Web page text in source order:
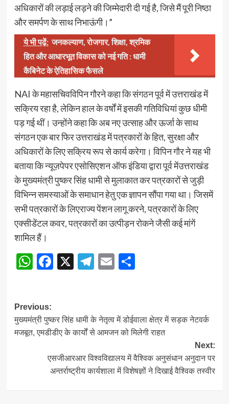
अधिकारों की लड़ाई लड़ने की जिम्मेदारी दी गई है, जिसे मैं पूरी निष्ठा
और समर्पण के साथ निभाऊंगी।”
ये भी पढ़ें: जनकल्याण, रोजगार, शिक्षा, श्रमिक
हित और आधारभूत विकास को नई गति : धामी
कैबिनेट के ऐतिहासिक फैसले
NAI के महासचिवविपिन गौरने कहा कि संगठन पूर्व में उत्तराखंड में
सक्रिय रहा है, लेकिन हाल के वर्षों में इसकी गतिविधियां कुछ धीमी
पड़ गई थीं। उन्होंने कहा कि अब नए उत्साह और ऊर्जा के साथ
संगठन एक बार फिर उत्तराखंड में पत्रकारों के हित, सुरक्षा और
अधिकारों के लिए सक्रिय रूप से कार्य करेगा। विपिन गौर ने यह भी
बताया कि न्यूज़पेपर एसोसिएशन ऑफ इंडिया द्वारा पूर्व मेंउत्तराखंड
के मुख्यमंत्री पुष्कर सिंह धामी से मुलाकात कर पत्रकारों से जुड़ी
विभिन्न समस्याओं के समाधान हेतु एक ज्ञापन सौंपा गया था। जिसमें
सभी पत्रकारों के लिएराज्य पेंशन लागू करने, पत्रकारों के लिए
एक्सीडेंटल कवर, पत्रकारों का उत्पीड़न रोकने जैसी कई मांगें
शामिल हैं।
WhatsApp
Facebook
X Telegram
EmailShare
Post
navigation
Previous:
मुख्यमंत्री पुष्कर सिंह धामी के नेतृत्व में डोईवाला क्षेत्र में सड़क नेटवर्क
मजबूत, एमडीडीए के कार्यों से आमजन को मिलेगी राहत
Next:
एसजीआरआर विश्वविद्यालय में वैश्विक अनुसंधान अनुदान पर
अन्तर्राष्ट्रीय कार्यशाला में विशेषज्ञों ने दिखाई वैश्विक तस्वीर